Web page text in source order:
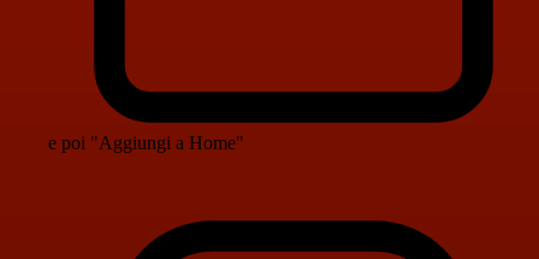
e poi "Aggiungi a Home"